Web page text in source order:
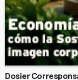
Dosier